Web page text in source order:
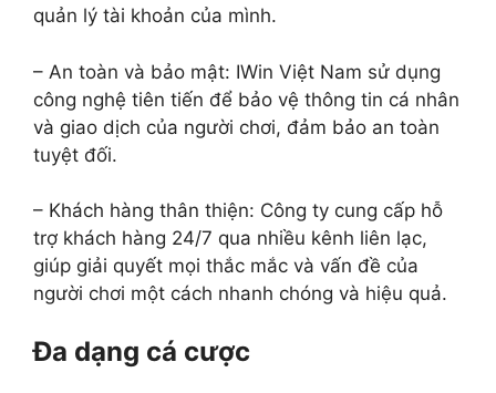
quản lý tài khoản của mình.
– An toàn và bảo mật: IWin Việt Nam sử dụng
công nghệ tiên tiến để bảo vệ thông tin cá nhân
và giao dịch của người chơi, đảm bảo an toàn
tuyệt đối.
– Khách hàng thân thiện: Công ty cung cấp hỗ
trợ khách hàng 24/7 qua nhiều kênh liên lạc,
giúp giải quyết mọi thắc mắc và vấn đề của
người chơi một cách nhanh chóng và hiệu quả.
Đa dạng cá cược